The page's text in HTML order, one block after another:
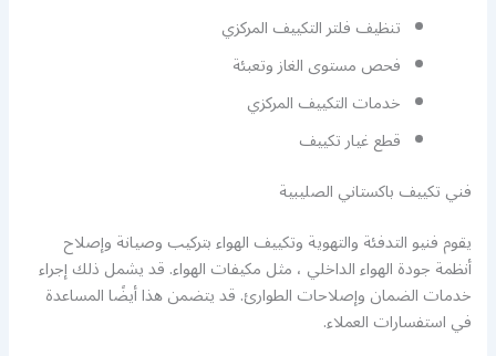
تنظيف فلتر التكييف المركزي
فحص مستوى الغاز وتعبئة
خدمات التكييف المركزي
قطع غيار تكييف
فني تكييف باكستاني الصليبية
يقوم فنيو التدفئة والتهوية وتكييف الهواء بتركيب وصيانة وإصلاح
أنظمة جودة الهواء الداخلي ، مثل مكيفات الهواء. قد يشمل ذلك إجراء
خدمات الضمان وإصلاحات الطوارئ. قد يتضمن هذا أيضًا المساعدة
في استفسارات العملاء.